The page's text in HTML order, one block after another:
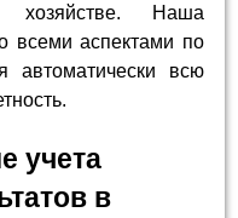
хозяйстве. Наша
всеми аспектами по
автоматически всю
учета
в